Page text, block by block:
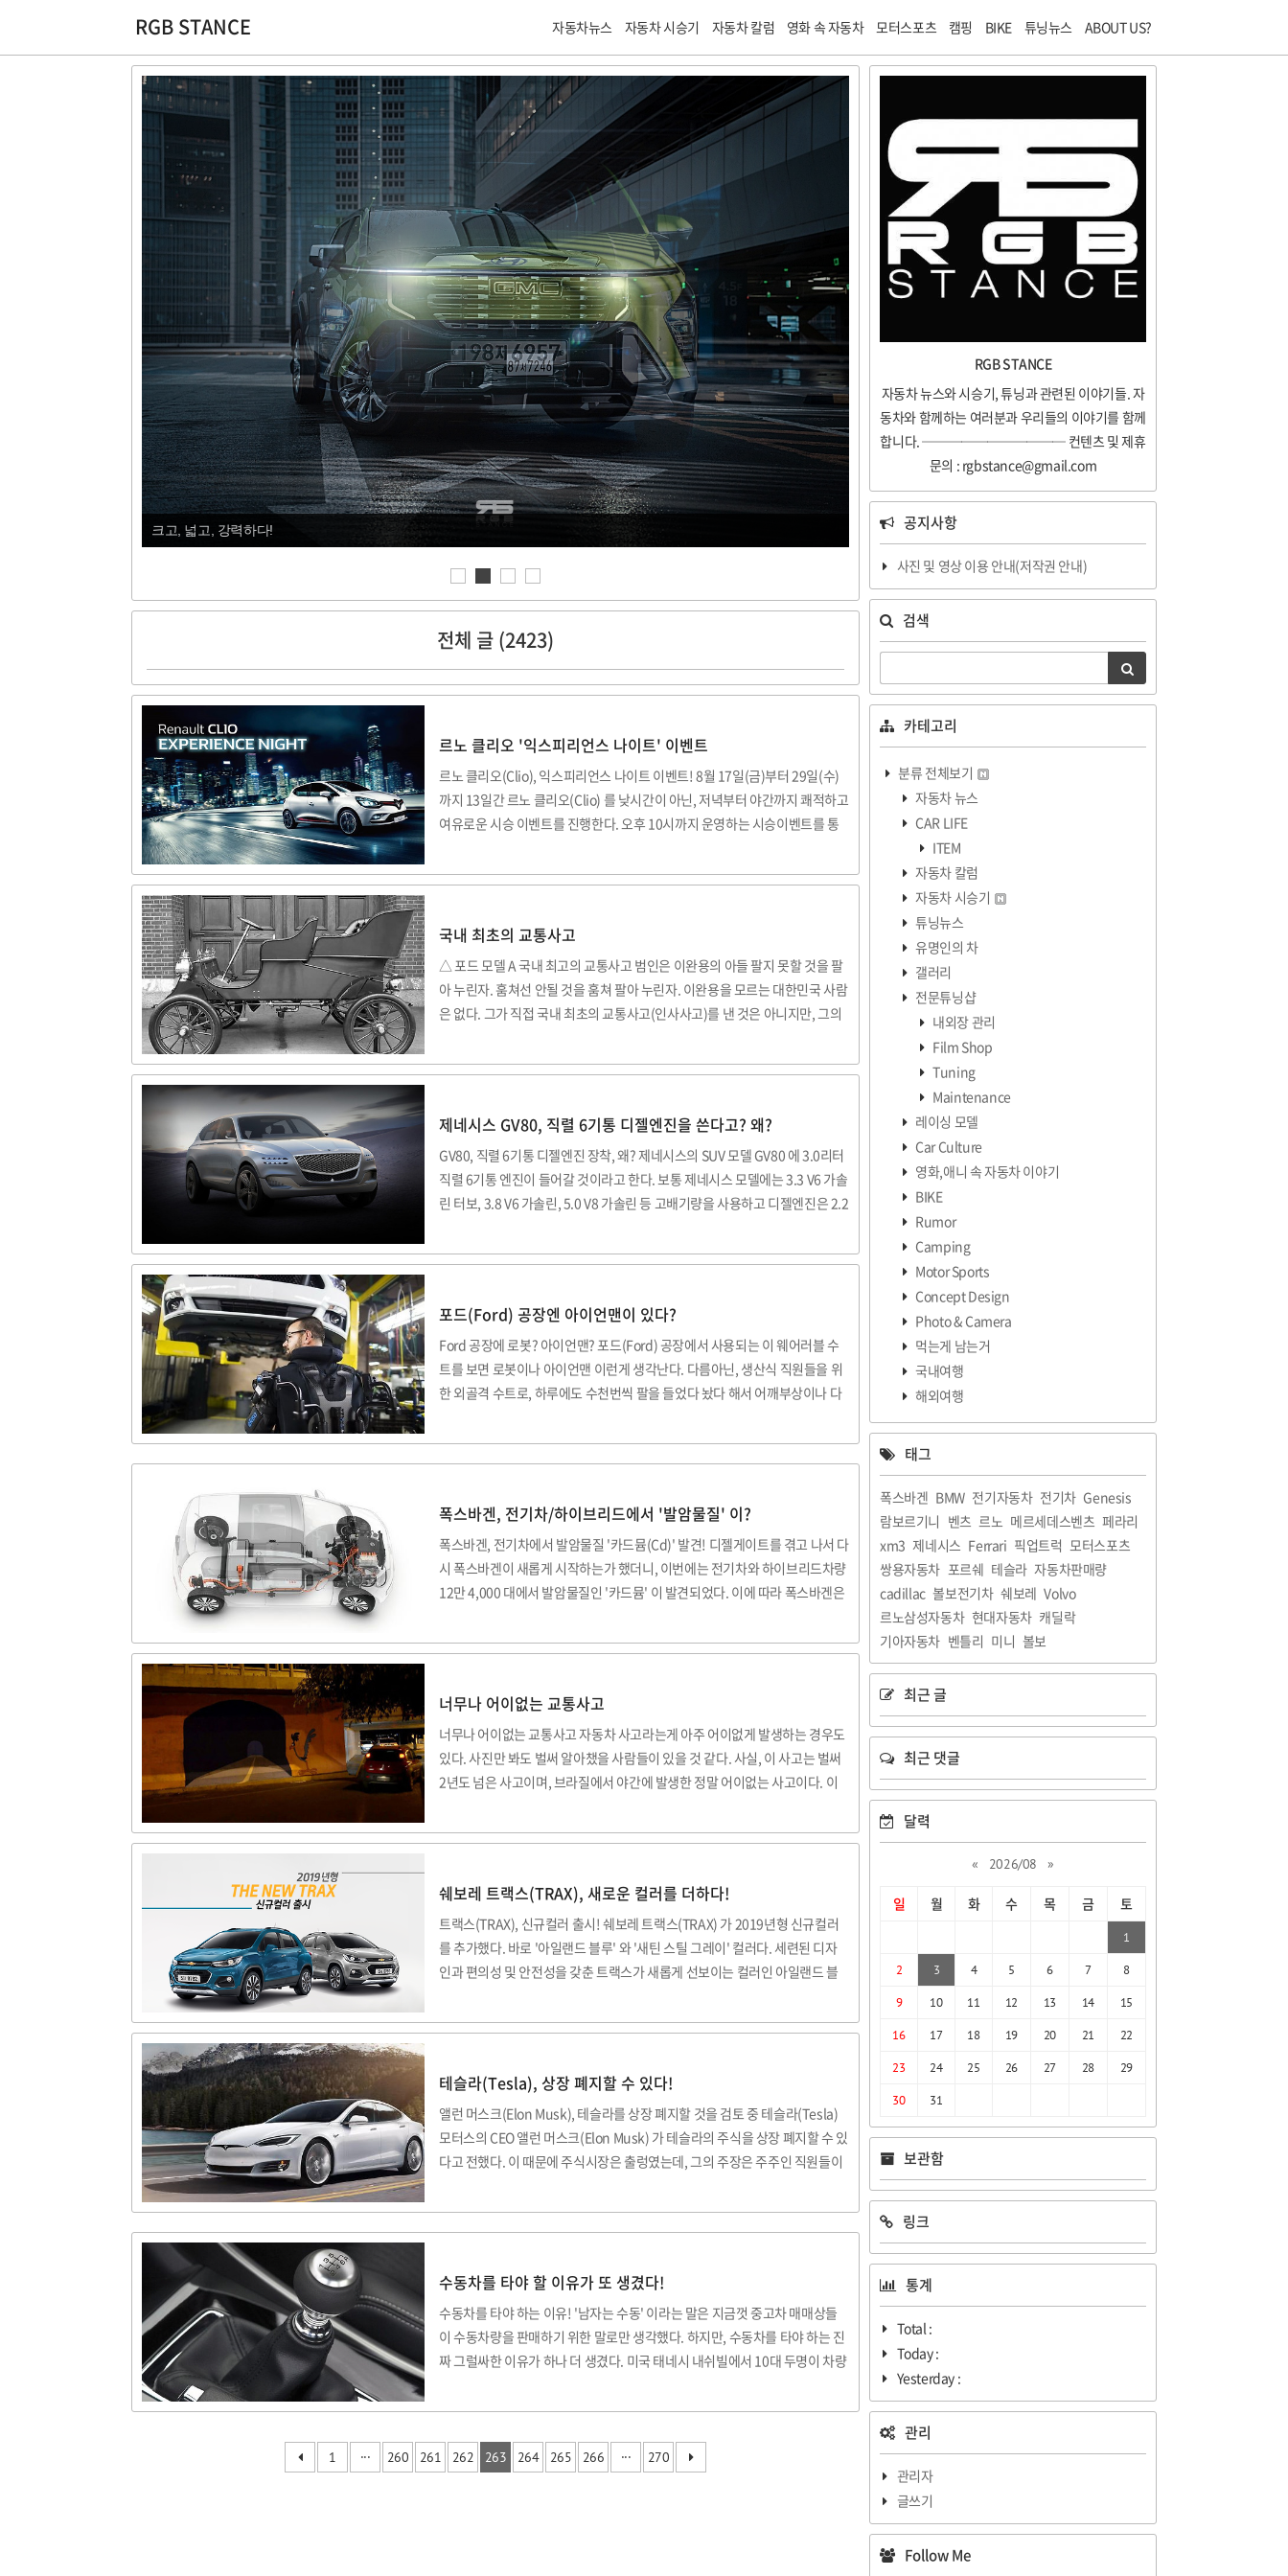
RGB STANCE 자동차뉴스 자동차 시승기 자동차 칼럼 영화 속 자동차 모터스포츠 캠핑 BIKE 튜닝뉴스 ABOUT US?
디 올 뉴 코나 시승기 - 비싸진 이유가 있었네!
전체 글 (2423)
르노 클리오 '익스피리언스 나이트' 이벤트
르노 클리오(Clio), 익스피리언스 나이트 이벤트! 8월 17일(금)부터 29일(수)
까지 13일간 르노 클리오(Clio) 를 낮시간이 아닌, 저녁부터 야간까지 쾌적하고
여유로운 시승 이벤트를 진행한다. 오후 10시까지 운영하는 시승이벤트를 통
후에 8월 중 클리오를 출고한 고객에게는 클리오 위크앤드백을 제공한다고 한
클리오(Clio) 는 1.5 dCi 디젤엔진과 게트락 6단 DCT 의 조합으로 경쾌한 운전
재미를 보여주는 소형 해치백이다. 유럽에서 많은 사랑을 받아온..
국내 최초의 교통사고
△ 포드 모델 A 국내 최고의 교통사고 범인은 이완용의 아들 팔지 못할 것을 팔
아 누린자. 훔쳐선 안될 것을 훔쳐 팔아 누린자. 이완용을 모르는 대한민국 사람
은 없다. 그가 직접 국내 최초의 교통사고(인사사고)를 낸 것은 아니지만, 그의
시 끔찍하다. 1912년 이완용의 사위 홍운표와 이항구가 요정에서 술을 거하게
의 권력가였던 그들에게 따질 수 있는 이들은 없었다. 지금 시대에도 억울한 사
고와 처리가 많다. 시대가 크게 달라지지 않고, 되풀이 되고 있는 것은 아닐까?
대한..
제네시스 GV80, 직렬 6기통 디젤엔진을 쓴다고? 왜?
GV80, 직렬 6기통 디젤엔진 장착, 왜? 제네시스의 SUV 모델 GV80 에 3.0리터
직렬 6기통 엔진이 들어갈 것이라고 한다. 보통 제네시스 모델에는 3.3 V6 가솔
린 터보, 3.8 V6 가솔린, 5.0 V8 가솔린 등 고배기량을 사용하고 디젤엔진은 2.2
렬 6기통일까? 단순히 프리미엄이라서? 후륜구동 베이스라서? 직렬 6기통 디
문에 벤츠도 직렬 6기통 디젤을 부활시키기로 했는데, 사실 기술의 발전으로 디
젤 직렬 6기통의 단점이었던 충돌 안전 성능이 향상되었기 때문이..
포드(Ford) 공장엔 아이언맨이 있다?
Ford 공장에 로봇? 아이언맨? 포드(Ford) 공장에서 사용되는 이 웨어러블 수
트를 보면 로봇이나 아이언맨 이런게 생각난다. 다름아닌, 생산식 직원들을 위
한 외골격 수트로, 하루에도 수천번씩 팔을 들었다 놨다 해서 어깨부상이나 다
수 있어 능률도 올라간다고 한다. 자동차 생산 공장에서의 노동자들은 하루평
균 4,600번 이상 팔을 들었다 놨다를 하게 된다. 이게 쌓이게 되면 일년에 약 백
포드에서는 직원들의 부상 방지를 위해 EksoVest 라는 업체와 함께 외골격 수
트를 제작 및 테스트를 했고, 이를 생산현장에 적용시킨다고 한다. 조끼형태로
입을 ..
폭스바겐, 전기차/하이브리드에서 '발암물질' 이?
폭스바겐, 전기차에서 발암물질 '카드뮴(Cd)' 발견! 디젤게이트를 겪고 나서 다
시 폭스바겐이 새롭게 시작하는가 했더니, 이번에는 전기차와 하이브리드차량
12만 4,000 대에서 발암물질인 '카드뮴' 이 발견되었다. 이에 따라 폭스바겐은
전했다. 독일 자동차 교통국(KBA) 에서는 자동차에 사용 금지된 '카드뮴(Cd)'
폭스바겐 e-Golf, e-UP, Golf GTE, 파사트 GTE 및 아우디, 포르쉐의 전기차 및
하이브리드 차량에 충전부품으로 사용되었다고 한다. 이번에 발견된..
너무나 어이없는 교통사고
너무나 어이없는 교통사고 자동차 사고라는게 아주 어이없게 발생하는 경우도
있다. 사진만 봐도 벌써 알아챘을 사람들이 있을 것 같다. 사실, 이 사고는 벌써
2년도 넘은 사고이며, 브라질에서 야간에 발생한 정말 어이없는 사고이다. 이
보인다. 누군가 도로가 아닌, 벽에다가 애니메이션 '루니툰(Looney Tunes)'
전자는 만화영화 속 코요테가 되어버린 기분이고, 어이가 없었을 것이다. 사실
주의를 조금만 더 기울였다면, 저 그림이 진짜가 아닌 가짜라는 것을 알아차렸
을 것이다. ..
쉐보레 트랙스(TRAX), 새로운 컬러를 더하다!
트랙스(TRAX), 신규컬러 출시! 쉐보레 트랙스(TRAX) 가 2019년형 신규컬러
를 추가했다. 바로 '아일랜드 블루' 와 '새틴 스틸 그레이' 컬러다. 세련된 디자
인과 편의성 및 안전성을 갖춘 트랙스가 새롭게 선보이는 컬러인 아일랜드 블
는 고급스러우면서도 부드러운 컬러감이 트랙스의 상품성을 더해주고 있다. 쉐
솔린 터보는 140마력, 20.4kg.m 의 토크를 보이고 있다. 그리고 상품성 개선
을 통해 프리미어 트림에는 18인치 투톤휠이 기본 장착되며, 조수석에..
테슬라(Tesla), 상장 폐지할 수 있다!
앨런 머스크(Elon Musk), 테슬라를 상장 폐지할 것을 검토 중 테슬라(Tesla)
모터스의 CEO 앨런 머스크(Elon Musk) 가 테슬라의 주식을 상장 폐지할 수 있
다고 전했다. 이 때문에 주식시장은 출렁였는데, 그의 주장은 주주인 직원들이
을 비공개로 돌리겠다는 점이다. 이에 대해 앨런 머스크는 주당 $420 정도에 모
두 매입을 할 생각이라고 한다. 현재 그의 테슬라 주식 보유율은 약 20% 다. △
'스페이스 X' 다. 스페이스 X 는 비상장 우주탐사 기업으로, 직원들이 업무에만
집중하고 있으며, 테슬라 역시 비상장 회사로 전환되면 ..
수동차를 타야 할 이유가 또 생겼다!
수동차를 타야 하는 이유! '남자는 수동' 이라는 말은 지금껏 중고차 매매상들
이 수동차량을 판매하기 위한 말로만 생각했다. 하지만, 수동차를 타야 하는 진
짜 그럴싸한 이유가 하나 더 생겼다. 미국 태네시 내쉬빌에서 10대 두명이 차량
치더라도 약 95% 정도가 자동변속기이다. 프라이스워터하우스쿠퍼스(PwC)
비율은 다르지만, 북미와 한국, 일본, 호주는 자동변속기가 대세다. 남미와 유
1 ··· 260 261 262 263 264 265 266 ··· 270
RGB STANCE
자동차 뉴스와 시승기, 튜닝과 관련된 이야기들. 자
동차와 함께하는 여러분과 우리들의 이야기를 함께
합니다. ─────────── 컨텐츠 및 제휴
문의 : rgbstance@gmail.com
공지사항
사진 및 영상 이용 안내(저작권 안내)
검색
카테고리
분류 전체보기
자동차 뉴스
CAR LIFE
ITEM
자동차 칼럼
자동차 시승기
튜닝뉴스
유명인의 차
갤러리
전문튜닝샵
내외장 관리
Film Shop
Tuning
Maintenance
레이싱 모델
Car Culture
영화,애니 속 자동차 이야기
BIKE
Rumor
Camping
Motor Sports
Concept Design
Photo & Camera
먹는게 남는거
국내여행
해외여행
태그
폭스바겐 BMW 전기자동차 전기차 Genesis
람보르기니 벤츠 르노 메르세데스벤츠 페라리
xm3 제네시스 Ferrari 픽업트럭 모터스포츠
쌍용자동차 포르쉐 테슬라 자동차판매량
cadillac 볼보전기차 쉐보레 Volvo
르노삼성자동차 현대자동차 캐딜락
기아자동차 벤틀리 미니 볼보
최근 글
최근 댓글
달력
« 2026/08 »
일 월 화 수 목 금 토
1
2
3 4 5 6 7
8
9
10 11 12 13 14
15
16
17 18 19 20 21
22
23
24 25 26 27 28
29
30
31
보관함
링크
통계
Total :
Today :
Yesterday :
관리
관리자
글쓰기
Follow Me